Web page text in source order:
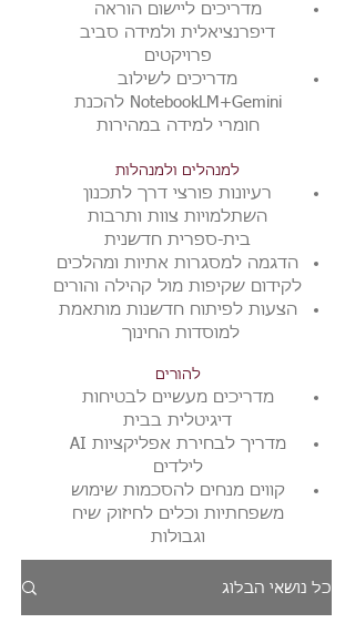
מדריכים ליישום הוראה
דיפרנציאלית ולמידה סביב
פרויקטים
מדריכים לשילוב
NotebookLM+Gemini להכנת
חומרי למידה במהירות
למנהלים ולמנהלות
רעיונות פורצי דרך לתכנון
השתלמויות צוות ותרבות
בית-ספרית חדשנית
הדגמה למסגרות אתיות ומהלכים
לקידום שקיפות מול קהילה והורים
הצעות לפיתוח חדשנות מותאמת
למוסדות החינוך
להורים
מדריכים מעשיים לבטיחות
דיגיטלית בבית
מדריך לבחירת אפליקציות AI
לילדים
​קווים מנחים להסכמות שימוש
משפחתיות וכלים לחיזוק שיח
וגבולות
כל נושאי הבלוג